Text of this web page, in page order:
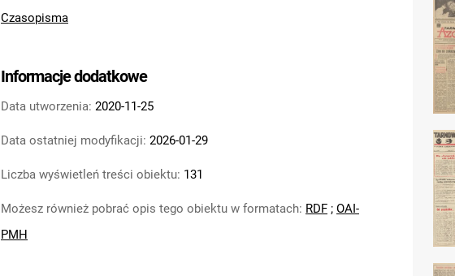
Czasopisma
Informacje dodatkowe
Data utworzenia: 2020-11-25
Data ostatniej modyfikacji: 2026-01-29
Liczba wyświetleń treści obiektu: 131
Możesz również pobrać opis tego obiektu w formatach: RDF ; OAI-
PMH